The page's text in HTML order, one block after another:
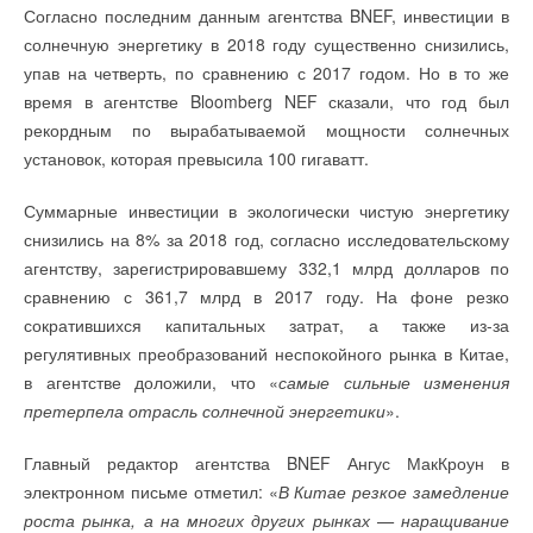
Согласно последним данным агентства BNEF, инвестиции в
солнечную энергетику в 2018 году существенно снизились,
упав на четверть, по сравнению с 2017 годом. Но в то же
время в агентстве Bloomberg NEF сказали, что год был
рекордным по вырабатываемой мощности солнечных
установок, которая превысила 100 гигаватт.
Суммарные инвестиции в экологически чистую энергетику
снизились на 8% за 2018 год, согласно исследовательскому
агентству, зарегистрировавшему 332,1 млрд долларов по
сравнению с 361,7 млрд в 2017 году. На фоне резко
сократившихся капитальных затрат, а также из-за
регулятивных преобразований неспокойного рынка в Китае,
в агентстве доложили, что «самые сильные изменения
претерпела отрасль солнечной энергетики».
Главный редактор агентства BNEF Ангус МакКроун в
электронном письме отметил: «В Китае резкое замедление
роста рынка, а на многих других рынках — наращивание
По данным “Ъ”, структура, которая может быть связана с экс-
министром «Открытого правительства» Михаилом
Абызовым, претендует на заключение специнвестконтракта
(СПИК) для создания производства солнечных панелей в
упрощенных требований к СПИК проект может вылиться в
поставки в РФ дешевых китайских панелей, но аналитики
считают приход в сектор нового конкурента положительным
фактором.
ГК «Энергия солнца» (контролирует «Комплексиндустрию» и
«МРЦ Энергохолдинг», конечным бенефициаром считается
Михаил Абызов) передала последние оставшиеся в ее
до 105 МВт — в ООО «Ризен Гринвэлью Энерджи» (РГЭ).
Эти объемы должны быть построены по договору поставки
мощности (ДПМ). В конце декабря ООО РГЭ попросило
Ставрополя, Ростова-на-Дону и ведущие поставщики
монтажного оборудования. В программе мероприятия:
развлекательная программа и награждения лучших
специалистов сезона, подведение итогов традиционного,
уникального в своем роде, конкурса «Лучшая котельная»,
автором которого является компанияPIPEMAN
Данное событие — возможность прямого общения с элитой
специалистов-монтажников с большим опытом работы и
самыми высокими показателями по объемам продаж.
Как это было в прошлые годы вы сможете посмотреть ниже:
отображения информации: стандартное и развернутое.
Пользователи могут ограничиться основными функциями:
включение/выключение, выбор режима, установка
температуры, скорости вращения вентилятора, положения
заслонок, просмотр степени загрязненности фильтра и кодов
ошибок. На дисплее отображается реальное время.
могут воспользоваться приложением для смартфона Madoka
Assistant, которое позволяет настраивать через Bluetooth
расширенные функции энергосбережения и график работы.
Можно установить ограничение температуры, задать
параметры работы на время отсутствия пользователей.
Для гостиниц предусмотрена энергосберегающая функция
поддержки ключа-карты и оконного контакта.
В некоторых комбинациях внутренних и наружных блоков
доступны функции, необходимые для технологического
инфраструктурного охлаждения: резервирование и